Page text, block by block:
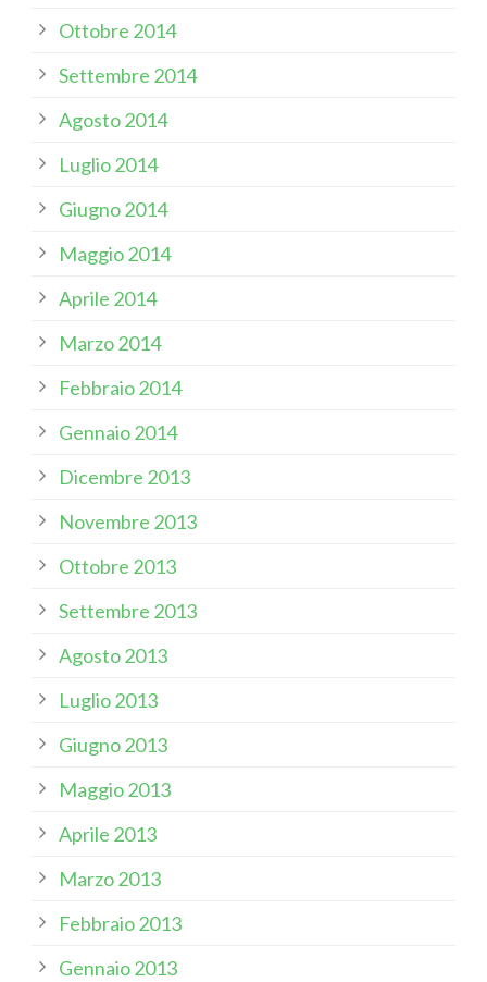
Ottobre 2014
Settembre 2014
Agosto 2014
Luglio 2014
Giugno 2014
Maggio 2014
Aprile 2014
Marzo 2014
Febbraio 2014
Gennaio 2014
Dicembre 2013
Novembre 2013
Ottobre 2013
Settembre 2013
Agosto 2013
Luglio 2013
Giugno 2013
Maggio 2013
Aprile 2013
Marzo 2013
Febbraio 2013
Gennaio 2013